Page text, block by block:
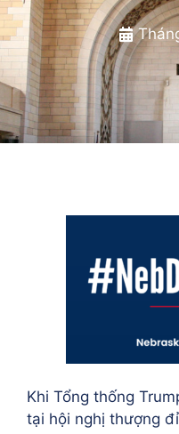
Khi Tổng thống
tại hội nghị thượng